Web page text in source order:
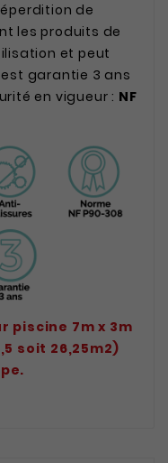
de
les produits de
et peut
garantie 3 ans
en vigueur : NF
piscine 7m x 3m
soit 26,25m2)